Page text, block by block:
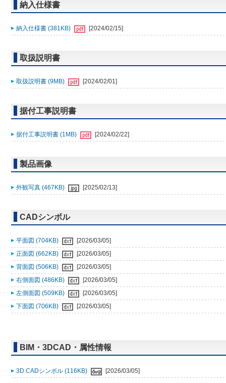
納入仕様書
納入仕様書 (381KB) [2024/02/15]
取扱説明書
取扱説明書 (9MB) [2024/02/01]
据付工事説明書
据付工事説明書 (1MB) [2024/02/22]
製品画像
外観写真 (467KB) [2025/02/13]
CADシンボル
平面図 (704KB)
[2026/03/05]
正面図 (662KB)
[2026/03/05]
背面図 (506KB)
[2026/03/05]
右側面図 (486KB)
[2026/03/05]
左側面図 (509KB)
[2026/03/05]
下面図 (706KB)
[2026/03/05]
BIM・3DCAD・属性情報
3D CADシンボル (116KB) [2026/03/05]